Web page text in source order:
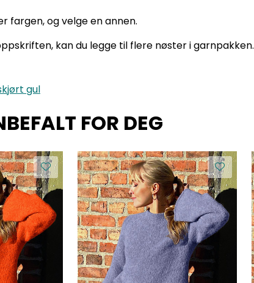
fargen, og velge en annen.
kan du legge til flere nøster i garnpakken.
gul
FOR DEG